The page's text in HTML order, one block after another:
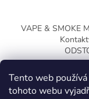
Tento web
tohoto webu
VAPE & SMOKE